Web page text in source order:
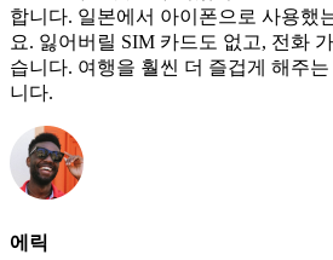
합니다. 일본에서 아이폰으로 사용했
요. 잃어버릴 SIM 카드도 없고, 전화
습니다. 여행을 훨씬 더 즐겁게 해주
니다.
에릭